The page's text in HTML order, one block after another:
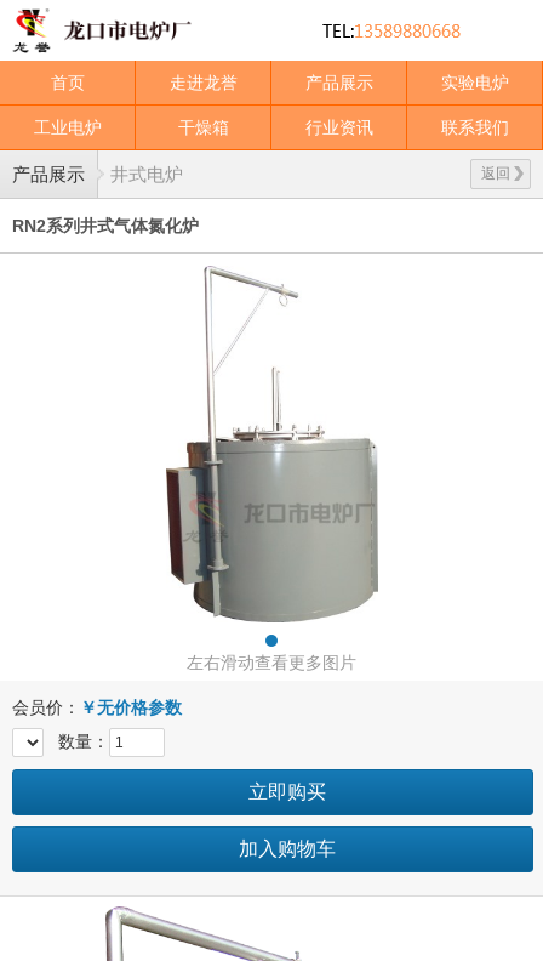
首页 走进龙誉 产品展示 实验电炉
工业电炉 干燥箱 行业资讯 联系我们
产品展示 返回
井式电炉
RN2系列井式气体氮化炉
左右滑动查看更多图片
会员价： ￥无价格参数
数量：
立即购买
加入购物车